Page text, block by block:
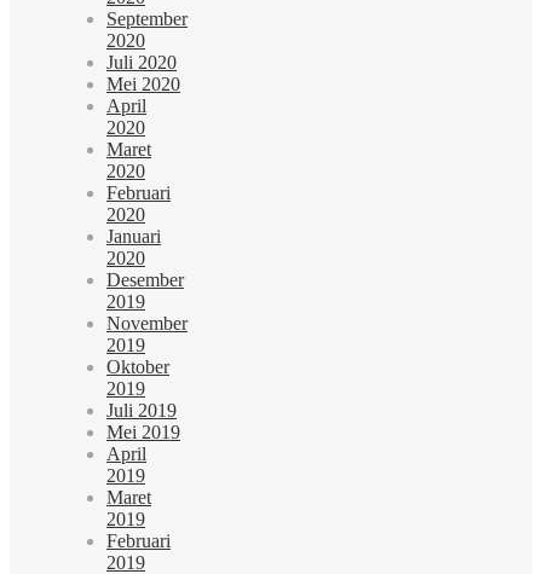
September
2020
Juli 2020
Mei 2020
April
2020
Maret
2020
Februari
2020
Januari
2020
Desember
2019
November
2019
Oktober
2019
Juli 2019
Mei 2019
April
2019
Maret
2019
Februari
2019